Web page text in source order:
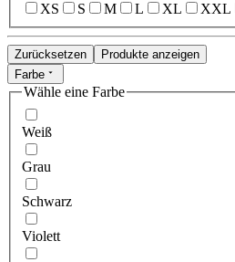
XS
S M L XL XXL
Zurücksetzen
Produkte anzeigen
Farbe
Wähle eine Farbe
Weiß
Grau
Schwarz
Violett